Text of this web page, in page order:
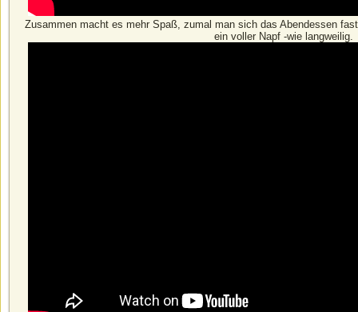
Zusammen macht es mehr Spaß, zumal man sich das Abendessen
ein voller Napf -wie langweilig.